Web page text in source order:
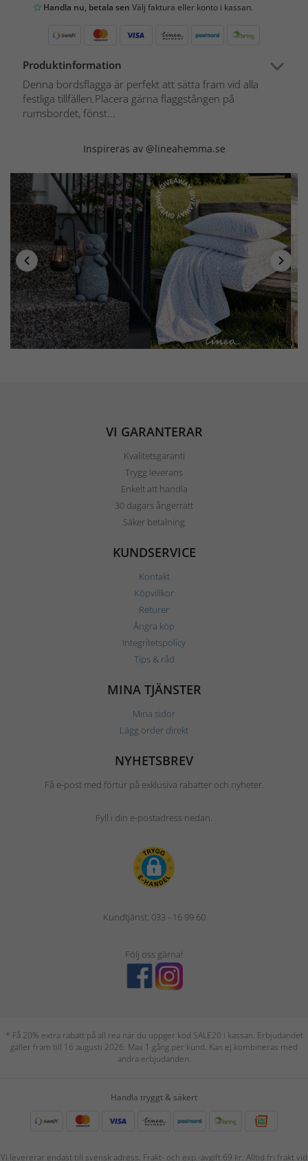
Handla nu, betala sen Välj faktura eller konto i kassan.
Produktinformation
Denna bordsflagga är perfekt att sätta fram vid alla
festliga tillfällen.Placera gärna flaggstången på
rumsbordet, fönst...
Inspireras av @lineahemma.se
VI GARANTERAR
Kvalitetsgaranti
Trygg leverans
Enkelt att handla
30 dagars ångerrätt
Säker betalning
KUNDSERVICE
Kontakt
Köpvillkor
Returer
Ångra köp
Integritetspolicy
Tips & råd
MINA TJÄNSTER
Mina sidor
Lägg order direkt
NYHETSBREV
Få e-post med förtur på exklusiva rabatter och nyheter.
Fyll i din e-postadress nedan.
Kundtjänst: 033 - 16 99 60
Följ oss gärna!
* Få 20% extra rabatt på all rea när du uppger kod SALE20 i kassan. Erbjudandet
gäller fram till 16 augusti 2026. Max 1 gång per kund. Kan ej kombineras med
andra erbjudanden.
Handla tryggt & säkert
Vi levererar endast till svensk adress. Frakt- och exp.-avgift 69 kr. Alltid fri frakt vid